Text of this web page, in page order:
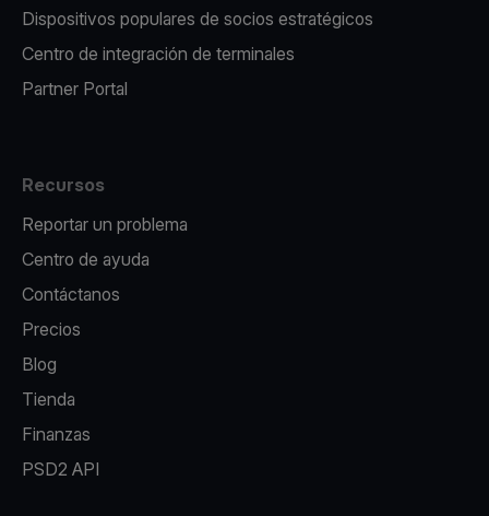
Dispositivos populares de socios estratégicos
Centro de integración de terminales
Partner Portal
Recursos
Reportar un problema
Centro de ayuda
Contáctanos
Precios
Blog
Tienda
Finanzas
PSD2 API